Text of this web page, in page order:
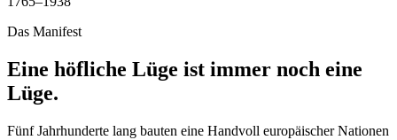
Das Manifest
Eine höfliche Lüge ist immer noch eine
Lüge.
Fünf Jahrhunderte lang bauten eine Handvoll europäischer Nationen